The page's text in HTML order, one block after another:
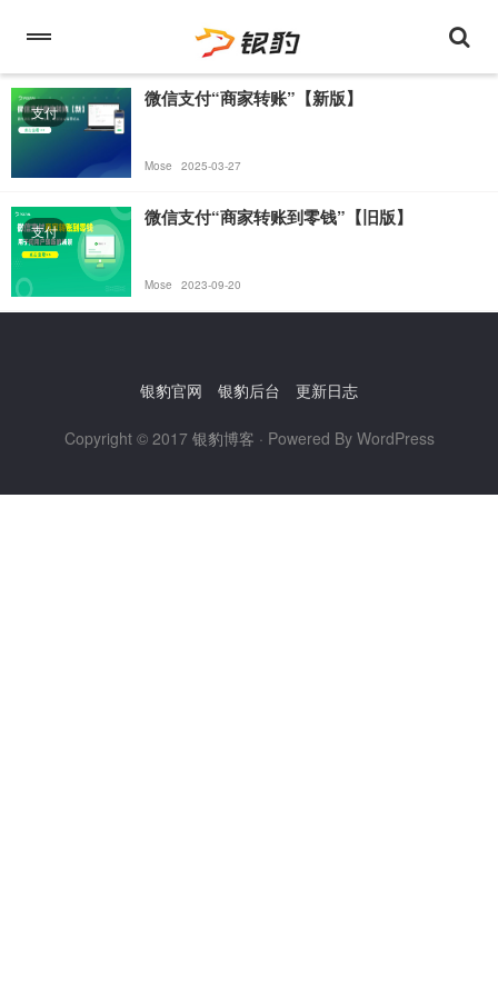
支付
微信支付“商家转账”【新版】
Mose 2025-03-27
支付
微信支付“商家转账到零钱”【旧版】
Mose 2023-09-20
银豹官网 银豹后台 更新日志
Copyright © 2017 银豹博客 · Powered By WordPress